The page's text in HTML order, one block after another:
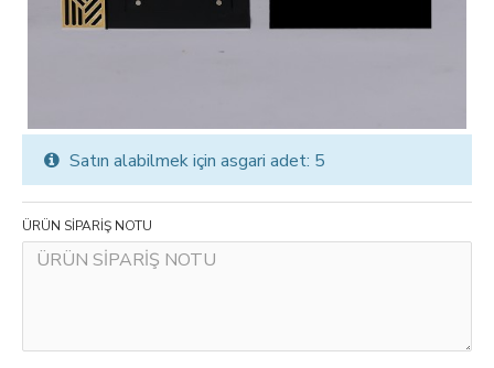
ÜRÜN SİPARİŞ NOTU
Satın alabilmek için asgari adet: 5